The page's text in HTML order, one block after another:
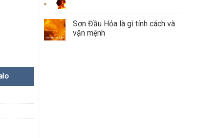
Sơn Đầu Hỏa là gì tính cách và
vận mệnh